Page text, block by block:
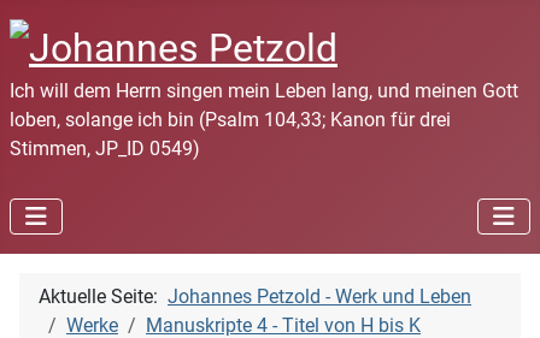
Ich will dem Herrn singen mein Leben lang, und meinen Gott
loben, solange ich bin (Psalm 104,33; Kanon für drei
Stimmen, JP_ID 0549)
Aktuelle Seite: Johannes Petzold - Werk und Leben
Werke
Manuskripte 4 - Titel von H bis K